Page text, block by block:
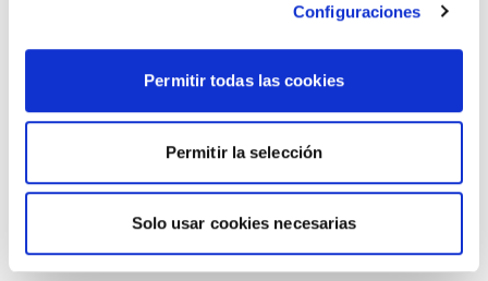
Configuraciones
Permitir todas las cookies
Permitir la selección
Solo usar cookies necesarias